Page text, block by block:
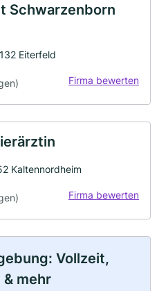
Schwarzenborn
Eiterfeld
Firma bewerten
Kaltennordheim
Firma bewerten
Vollzeit,
mehr